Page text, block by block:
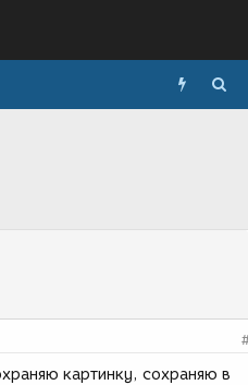
картинку, сохраняю в